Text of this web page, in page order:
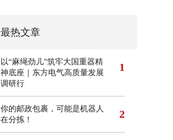
最热文章
以“麻绳劲儿”筑牢大国重器精
神底座｜东方电气高质量发展
调研行
1
你的邮政包裹，可能是机器人
在分拣！
2